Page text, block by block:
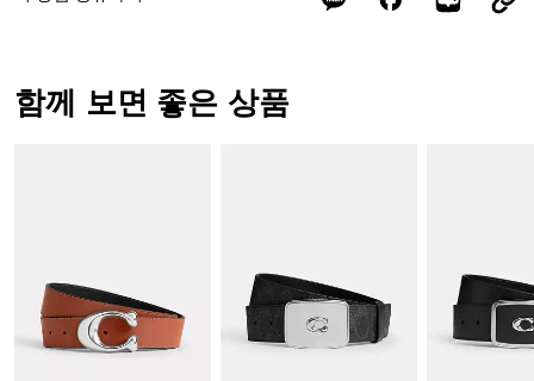
함께 보면 좋은 상품